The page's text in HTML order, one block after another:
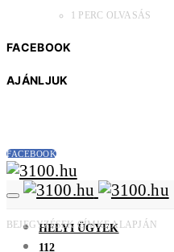
1 PERC OLVASÁS
FACEBOOK
AJÁNLJUK
FACEBOOK
HELYI ÜGYEK
112
BEJEGYZÉSEK CÍMKE ALAPJÁN